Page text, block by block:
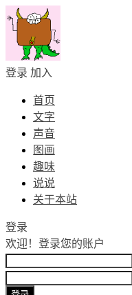
登录 加入
首页
文字
声音
图画
趣味
说说
关于本站
登录
欢迎！ 登录您的账户